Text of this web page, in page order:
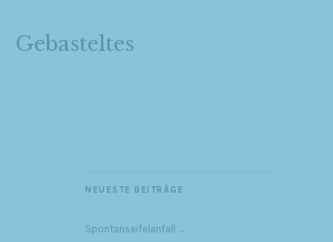
Gebasteltes
NEUESTE BEITRÄGE
Spontanseifelanfall …